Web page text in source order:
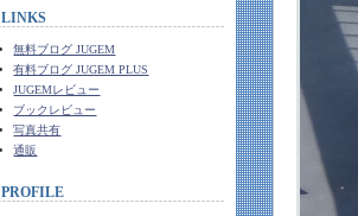
LINKS
無料ブログ JUGEM
有料ブログ JUGEM PLUS
JUGEMレビュー
ブックレビュー
写真共有
通販
PROFILE